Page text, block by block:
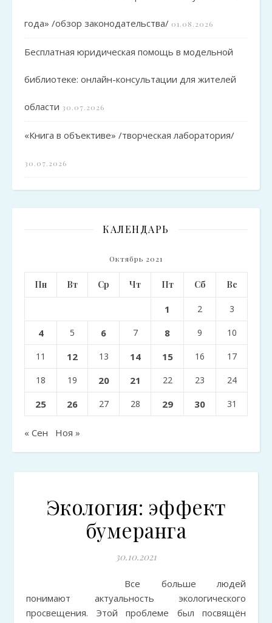
года» /обзор законодательства/ 01.08.2026
Бесплатная юридическая помощь в модельной
библиотеке: онлайн-консультации для жителей
области 30.07.2026
«Книга в объективе» /творческая лаборатория/
30.07.2026
КАЛЕНДАРЬ
Октябрь 2021
Пн Вт Ср Чт Пт Сб Вс
1 2 3
4 5 6 7 8 9 10
11 12 13 14 15 16 17
18 19 20 21 22 23 24
25 26 27 28 29 30 31
« Сен Ноя »
Экология: эффект
бумеранга
30.10.2021
Все больше людей
понимают актуальность экологического
просвещения. Этой проблеме был посвящён